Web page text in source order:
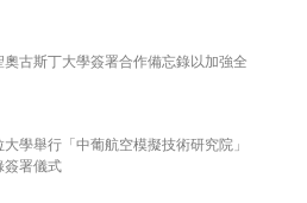
古斯丁大學簽署合作備忘錄以加強全
學舉行「中葡航空模擬技術研究院」
簽署儀式